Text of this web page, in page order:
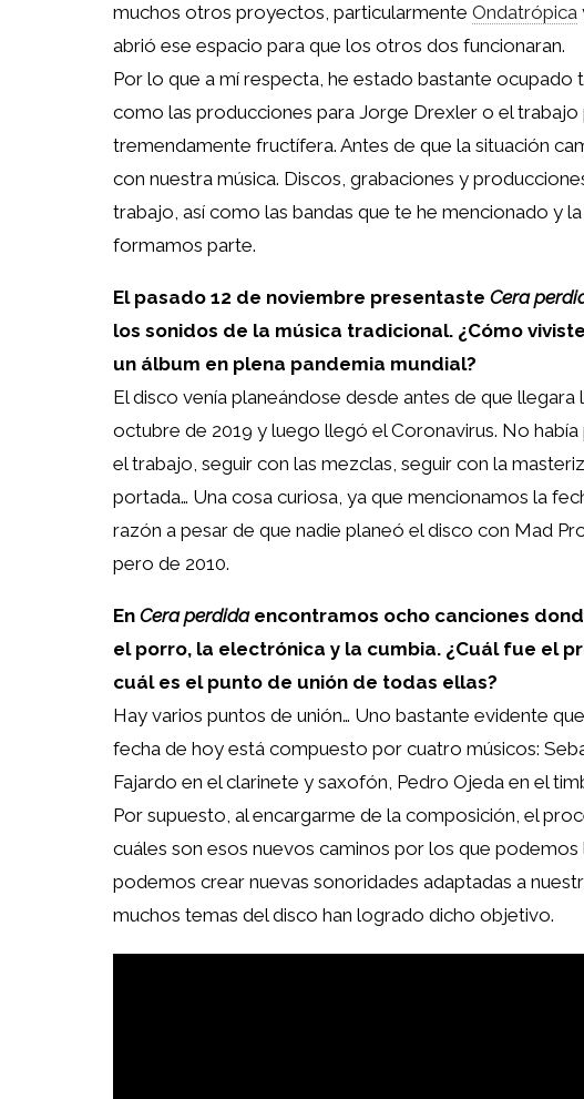
muchos otros proyectos, particularmente Ondatrópica
abrió ese espacio para que los otros dos funcionaran.
Por lo que a mí respecta, he estado bastante
como las producciones para Jorge Drexler o el
tremendamente fructífera. Antes de que la situación
con nuestra música. Discos, grabaciones y
trabajo, así como las bandas que te he mencionado y
formamos parte.
El pasado 12 de noviembre presentaste Cera
los sonidos de la música tradicional. ¿Cómo
un álbum en plena pandemia mundial?
El disco venía planeándose desde antes de que
octubre de 2019 y luego llegó el Coronavirus. No
el trabajo, seguir con las mezclas, seguir con la
portada… Una cosa curiosa, ya que mencionamos la
razón a pesar de que nadie planeó el disco con Mad
pero de 2010.
En Cera perdidaencontramos ocho canciones
el porro, la electrónica y la cumbia. ¿Cuál fue el
cuál es el punto de unión de todas ellas?
Hay varios puntos de unión… Uno bastante evidente
fecha de hoy está compuesto por cuatro músicos:
Fajardo en el clarinete y saxofón, Pedro Ojeda en el
Por supuesto, al encargarme de la composición, el
cuáles son esos nuevos caminos por los que
podemos crear nuevas sonoridades adaptadas a
muchos temas del disco han logrado dicho objetivo.